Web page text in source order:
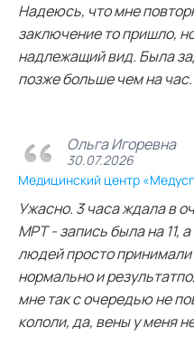
Надеюсь, что мне
заключение то пришло,
надлежащий вид. Была
позже больше чем на час.
Ольга Игоревна
30.07.2026
Медицинский центр
Ужасно. 3 часа ждала в
МРТ - запись была на 11,
людей просто
нормально и
мне так с очередью не
кололи, да, вены у меня